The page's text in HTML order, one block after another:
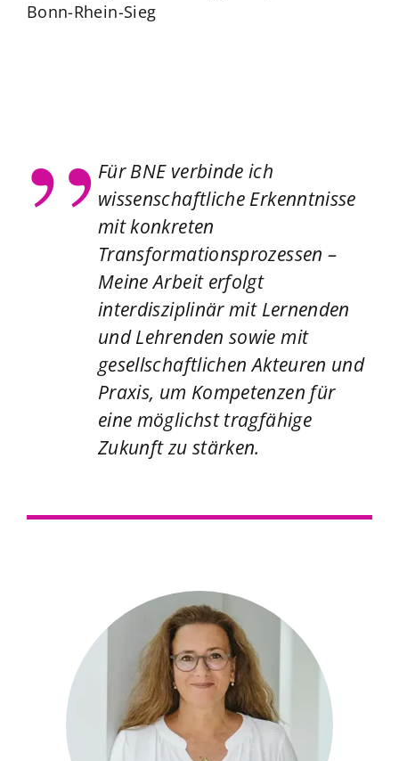
Bonn-Rhein-Sieg
Für BNE verbinde ich
wissenschaftliche Erkenntnisse
mit konkreten
Transformationsprozessen –
Meine Arbeit erfolgt
interdisziplinär mit Lernenden
und Lehrenden sowie mit
gesellschaftlichen Akteuren und
Praxis, um Kompetenzen für
eine möglichst tragfähige
Zukunft zu stärken.